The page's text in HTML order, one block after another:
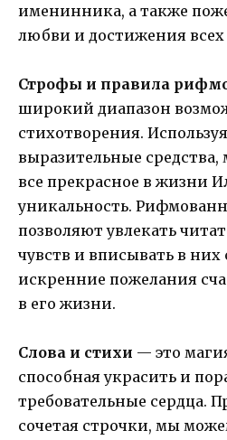
именинника, а также
любви и достижения
Строфы и правила
широкий диапазон
стихотворения.
выразительные
все прекрасное в жизни
уникальность.
позволяют увлекать
чувств и вписывать в
искренние пожелания
в его жизни.
Слова и стихи — это
способная украсить и
требовательные сердца.
сочетая строчки, мы